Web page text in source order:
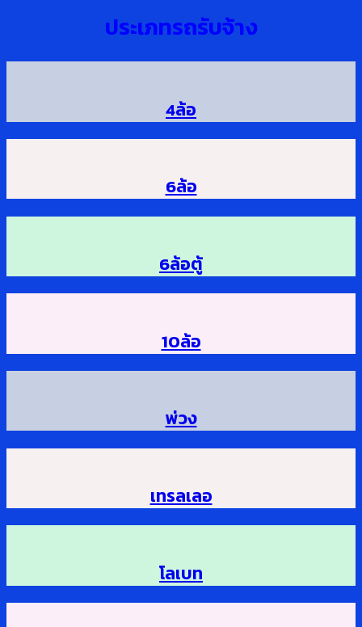
ประเภทรถรับจ้าง
4ล้อ
6ล้อ
6ล้อตู้
10ล้อ
พ่วง
เทรลเลอ
โลเบท